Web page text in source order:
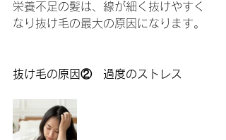
栄養不足の髪は、線が細く抜けやすく
なり抜け毛の最大の原因になります。
抜け毛の原因②　過度のストレス